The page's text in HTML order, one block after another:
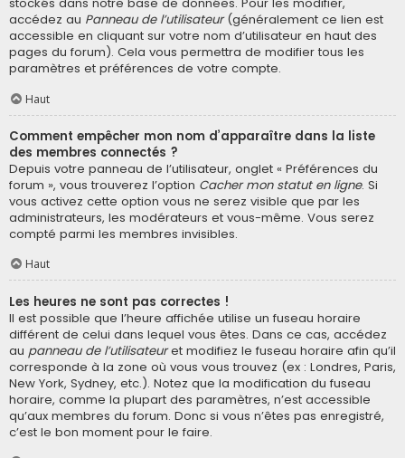
accédez au Panneau de l’utilisateur(généralement ce lien est
accessible en cliquant sur votre nom d’utilisateur en haut des
pages du forum). Cela vous permettra de modifier tous les
paramètres et préférences de votre compte.
Haut
Comment empêcher mon nom d’apparaître dans la liste
des membres connectés ?
Depuis votre panneau de l’utilisateur, onglet « Préférences du
forum », vous trouverez l’option Cacher mon statut en ligne. Si
vous activez cette option vous ne serez visible que par les
administrateurs, les modérateurs et vous-même. Vous serez
compté parmi les membres invisibles.
Haut
Les heures ne sont pas correctes !
Il est possible que l’heure affichée utilise un fuseau horaire
différent de celui dans lequel vous êtes. Dans ce cas, accédez
au panneau de l’utilisateuret modifiez le fuseau horaire afin qu’il
corresponde à la zone où vous vous trouvez (ex : Londres, Paris,
New York, Sydney, etc.). Notez que la modification du fuseau
horaire, comme la plupart des paramètres, n’est accessible
qu’aux membres du forum. Donc si vous n’êtes pas enregistré,
c’est le bon moment pour le faire.